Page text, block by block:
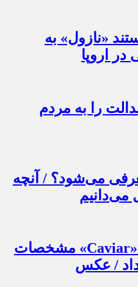
«نازول» به
اروپا
را به مردم
معرفی می‌شود؟ / آنچه
می‌دانیم
این آیفون ۱۸ است؟ / «Caviar» مشخصات
داد / عکس